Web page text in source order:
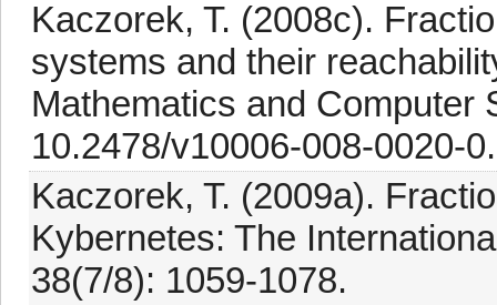
Kaczorek, T. (2008c).
systems and their
Mathematics and Computer
10.2478/v10006-008-0020-0.
Kaczorek, T. (2009a).
Kybernetes: The
38(7/8): 1059-1078.